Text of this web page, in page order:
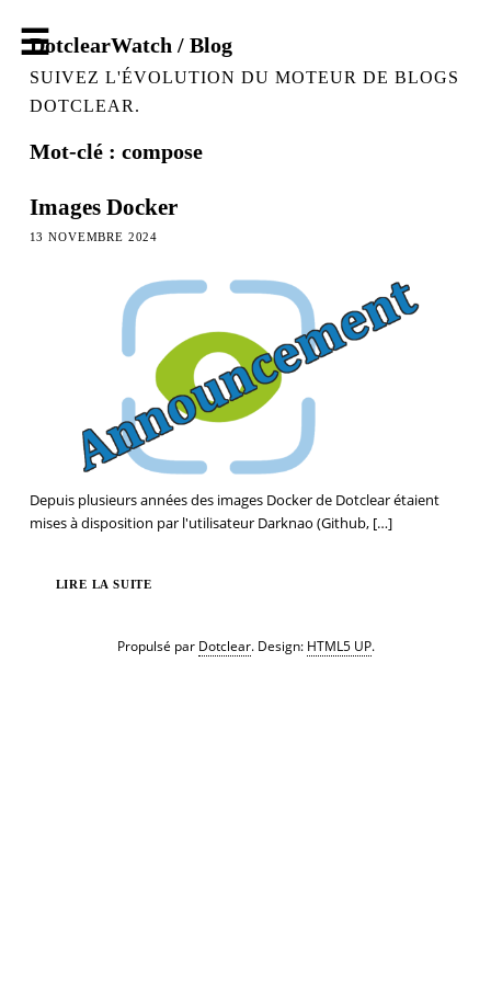
DotclearWatch / Blog
SUIVEZ L'ÉVOLUTION DU MOTEUR DE BLOGS
DOTCLEAR.
Mot-clé : compose
Images Docker
13 NOVEMBRE 2024
Depuis plusieurs années des images Docker de Dotclear étaient
mises à disposition par l'utilisateur Darknao (Github,[…]
LIRE LA SUITE
Propulsé par Dotclear. Design: HTML5 UP.